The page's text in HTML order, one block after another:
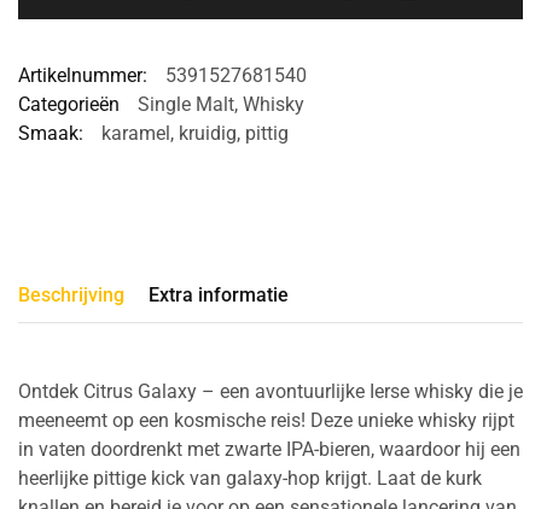
Artikelnummer:
5391527681540
Categorieën
Single Malt, Whisky
Smaak:
karamel , kruidig, pittig
Beschrijving Extra informatie
Ontdek Citrus Galaxy – een avontuurlijke Ierse whisky die je
meeneemt op een kosmische reis! Deze unieke whisky rijpt
in vaten doordrenkt met zwarte IPA-bieren, waardoor hij een
heerlijke pittige kick van galaxy-hop krijgt. Laat de kurk